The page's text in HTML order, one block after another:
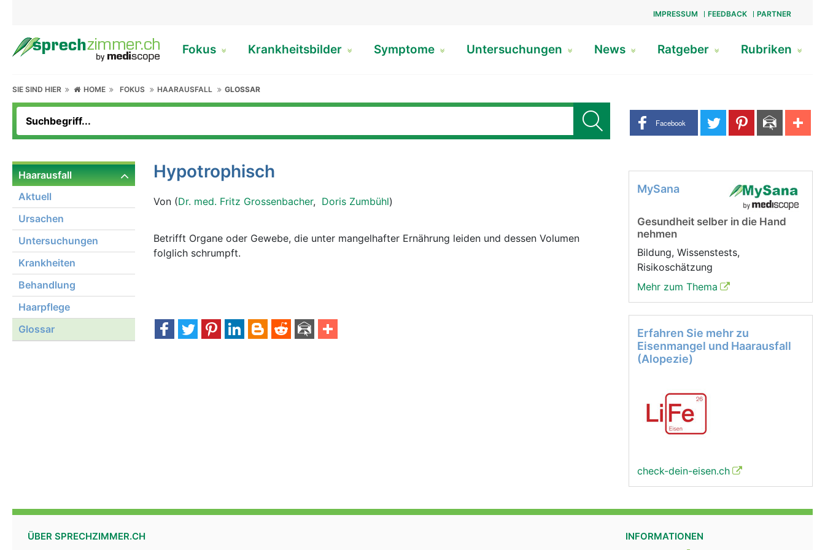
IMPRESSUM FEEDBACK PARTNER
Fokus Krankheitsbilder Symptome Untersuchungen News Ratgeber Rubriken
SIE SIND HIER HOME FOKUS HAARAUSFALL GLOSSAR
Share buttons
Facebook
Haarausfall
Aktuell
Ursachen
Untersuchungen
Krankheiten
Behandlung
Haarpflege
Glossar
Hypotrophisch
Von (Dr. med. Fritz Grossenbacher, Doris Zumbühl)
Betrifft Organe oder Gewebe, die unter mangelhafter Ernährung leiden und dessen Volumen
folglich schrumpft.
MySana
Gesundheit selber in die Hand
nehmen
Bildung, Wissenstests,
Risikoschätzung
Mehr zum Thema
Erfahren Sie mehr zu
Eisenmangel und Haarausfall
(Alopezie)
check-dein-eisen.ch
ÜBER SPRECHZIMMER.CH INFORMATIONEN